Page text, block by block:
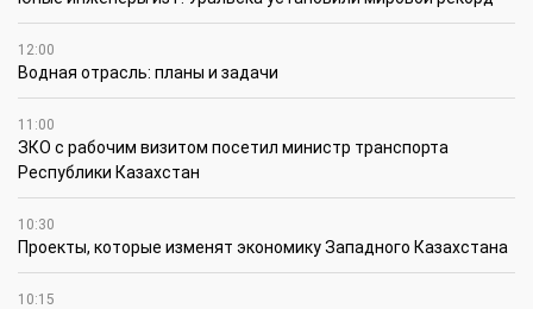
12:00
Водная отрасль: планы и задачи
11:00
ЗКО с рабочим визитом посетил министр транспорта
Республики Казахстан
10:30
Проекты, которые изменят экономику Западного Казахстана
10:15